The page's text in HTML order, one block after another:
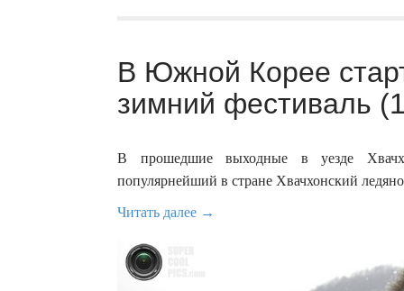
В Южной Корее
зимний фестиваль
В прошедшие выходные в уезде
популярнейший в стране Хвачхонский
Читать далее →